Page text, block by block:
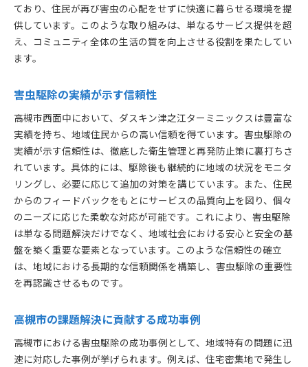
ており、住民が再び害虫の心配をせずに快適に暮らせる環境を提
供しています。このような取り組みは、単なるサービス提供を超
え、コミュニティ全体の生活の質を向上させる役割を果たしてい
ます。
害虫駆除の実績が示す信頼性
高槻市西面中において、ダスキン津之江ターミニックスは豊富な
実績を持ち、地域住民からの高い信頼を得ています。害虫駆除の
実績が示す信頼性は、徹底した衛生管理と再発防止策に裏打ちさ
れています。具体的には、駆除後も継続的に地域の状況をモニタ
リングし、必要に応じて追加の対策を講じています。また、住民
からのフィードバックをもとにサービスの品質向上を図り、個々
のニーズに応じた柔軟な対応が可能です。これにより、害虫駆除
は単なる問題解決だけでなく、地域社会における安心と安全の基
盤を築く重要な要素となっています。このような信頼性の確立
は、地域における長期的な信頼関係を構築し、害虫駆除の重要性
を再認識させるものです。
高槻市の課題解決に貢献する成功事例
高槻市における害虫駆除の成功事例として、地域特有の問題に迅
速に対応した事例が挙げられます。例えば、住宅密集地で発生し